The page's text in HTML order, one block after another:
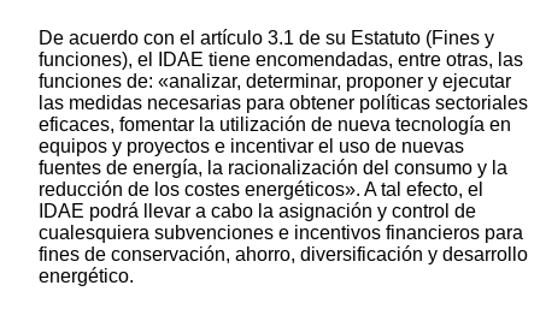
De acuerdo con el artículo 3.1 de su Estatuto (Fines y
funciones), el IDAE tiene encomendadas, entre otras, las
funciones de: «analizar, determinar, proponer y ejecutar
las medidas necesarias para obtener políticas sectoriales
eficaces, fomentar la utilización de nueva tecnología en
equipos y proyectos e incentivar el uso de nuevas
fuentes de energía, la racionalización del consumo y la
reducción de los costes energéticos». A tal efecto, el
IDAE podrá llevar a cabo la asignación y control de
cualesquiera subvenciones e incentivos financieros para
fines de conservación, ahorro, diversificación y desarrollo
energético.